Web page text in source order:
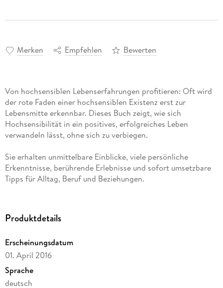
Merken Empfehlen Bewerten
Von hochsensiblen Lebenserfahrungen profitieren: Oft wird
der rote Faden einer hochsensiblen Existenz erst zur
Lebensmitte erkennbar. Dieses Buch zeigt, wie sich
Hochsensibilität in ein positives, erfolgreiches Leben
verwandeln lässt, ohne sich zu verbiegen.
Sie erhalten unmittelbare Einblicke, viele persönliche
Erkenntnisse, berührende Erlebnisse und sofort umsetzbare
Tipps für Alltag, Beruf und Beziehungen.
Sie sie bewusst, stark und selbstbestimmt. Für alle, die ihre
Hochsensibilität nicht verstecken, sondern selbstbewusst
Inhaltsverzeichnis
1. Persönliche Lebenserfahrungen; 2. Die eigene Entwicklung
Produktdetails
Erscheinungsdatum
01. April 2016
Sprache
deutsch